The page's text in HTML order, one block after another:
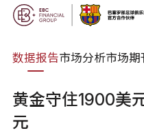
数据报告市场分析市场期
黄金守住1900美
元